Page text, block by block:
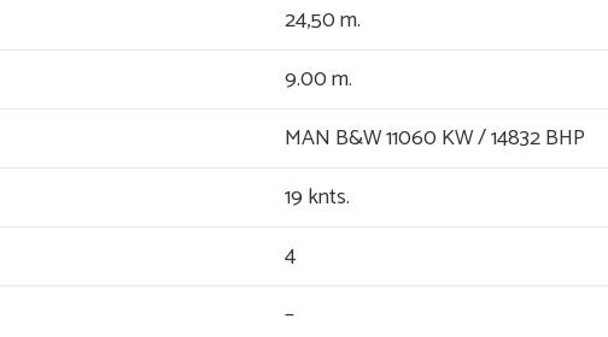
24,50 m.
9.00 m.
MAN B&W 11060 KW / 14832 BHP
19 knts.
4
–